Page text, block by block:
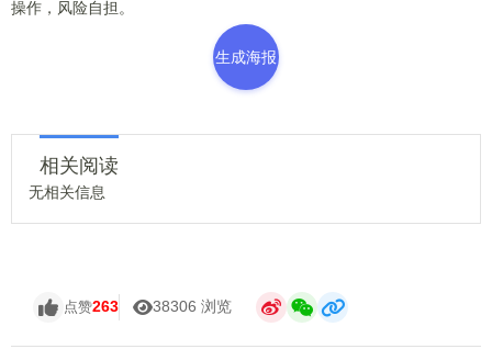
操作，风险自担。
生成海报
相关阅读
无相关信息
点赞263 38306 浏览